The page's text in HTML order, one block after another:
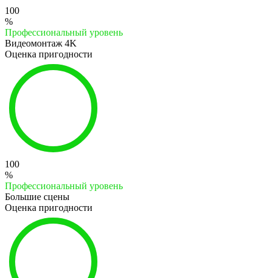
100
%
Профессиональный уровень
Видеомонтаж 4K
Оценка пригодности
100
%
Профессиональный уровень
Большие сцены
Оценка пригодности